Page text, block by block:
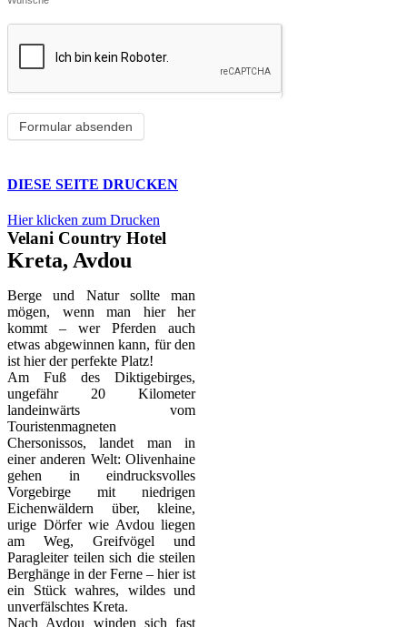
DIESE SEITE DRUCKEN
Hier klicken zum Drucken
Velani Country Hotel
Kreta, Avdou
Berge und Natur sollte man
mögen, wenn man hier her
kommt – wer Pferden auch
etwas abgewinnen kann, für den
ist hier der perfekte Platz!
Am Fuß des Diktigebirges,
ungefähr 20 Kilometer
landeinwärts vom
Touristenmagneten
Chersonissos, landet man in
einer anderen Welt: Olivenhaine
gehen in eindrucksvolles
Vorgebirge mit niedrigen
Eichenwäldern über, kleine,
urige Dörfer wie Avdou liegen
am Weg, Greifvögel und
Paragleiter teilen sich die steilen
Berghänge in der Ferne – hier ist
ein Stück wahres, wildes und
unverfälschtes Kreta.
Nach Avdou winden sich fast